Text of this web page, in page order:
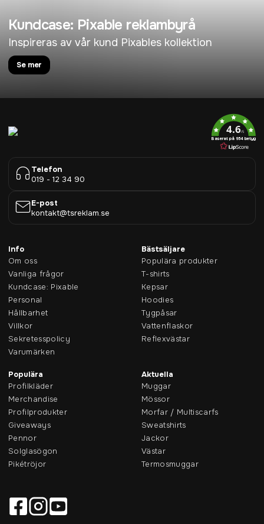
Kundcase: Pixable reklambyrå
Inspireras av vår kund Pixables kollektion
Se mer
4.6/5
Baserat på 954 betyg
Telefon
019 - 12 34 90
E-post
kontakt@tsreklam.se
Info
Om oss
Vanliga frågor
Kundcase: Pixable
Personal
Hållbarhet
Villkor
Sekretesspolicy
Varumärken
Bästsäljare
Populära produkter
T-shirts
Kepsar
Hoodies
Tygpåsar
Vattenflaskor
Reflexvästar
Populära
Profilkläder
Merchandise
Profilprodukter
Giveaways
Pennor
Solglasögon
Pikétröjor
Aktuella
Muggar
Mössor
Morfar / Multiscarfs
Sweatshirts
Jackor
Västar
Termosmuggar